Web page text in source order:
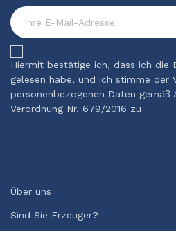
Hiermit bestätige ich, dass ich die
gelesen habe, und ich stimme der
personenbezogenen Daten gemäß
Verordnung Nr. 679/2016 zu
Über uns
Sind Sie Erzeuger?